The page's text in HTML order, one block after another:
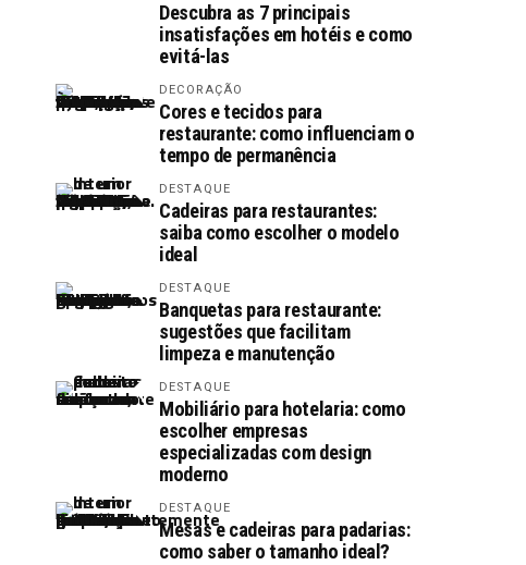
Descubra as 7 principais
insatisfações em hotéis e como
evitá-las
DECORAÇÃO
Cores e tecidos para
restaurante: como influenciam o
tempo de permanência
DESTAQUE
Cadeiras para restaurantes:
saiba como escolher o modelo
ideal
DESTAQUE
Banquetas para restaurante:
sugestões que facilitam
limpeza e manutenção
DESTAQUE
Mobiliário para hotelaria: como
escolher empresas
especializadas com design
moderno
DESTAQUE
Mesas e cadeiras para padarias:
como saber o tamanho ideal?